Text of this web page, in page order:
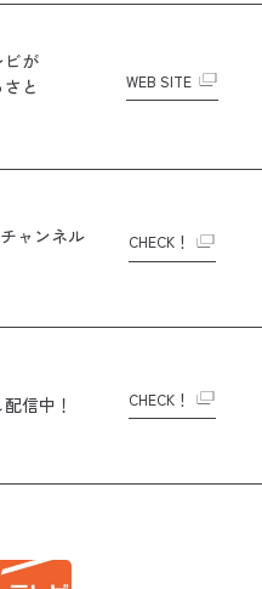
が
と
WEB SITE
ャンネル
CHECK！
信中！ CHECK！